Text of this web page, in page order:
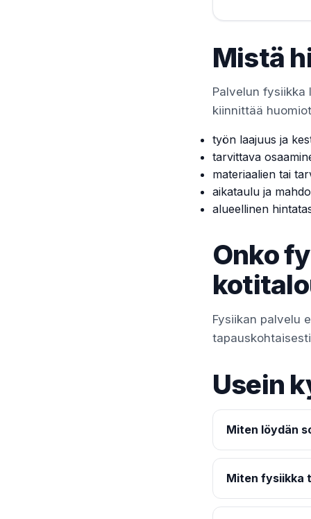
Mistä
Palvelun fysiikka
kiinnittää
työn laajuus ja
tarvittava
materiaalien tai
aikataulu ja
alueellinen
Onko
Fysiikan palvelu
Usein
Miten löydän
Miten fysiikka